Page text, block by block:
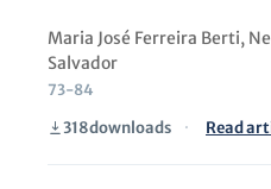
Maria José Ferreira Berti,
Salvador
73-84
318downloads · Read